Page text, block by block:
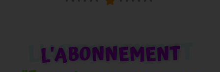
L'ABONNEMENT
L'ABONNEMENT